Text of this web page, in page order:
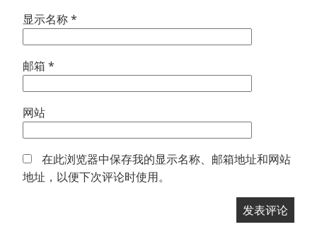
显示名称*
邮箱 *
网站
在此浏览器中保存我的显示名称、邮箱地址和网站
地址，以便下次评论时使用。